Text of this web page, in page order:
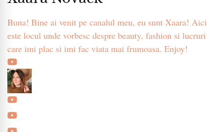
Buna! Bine ai venit pe canalul meu, eu sunt Xaara! Aici
este locul unde vorbesc despre beauty, fashion si lucruri
care imi plac si imi fac viata mai frumoasa. Enjoy!